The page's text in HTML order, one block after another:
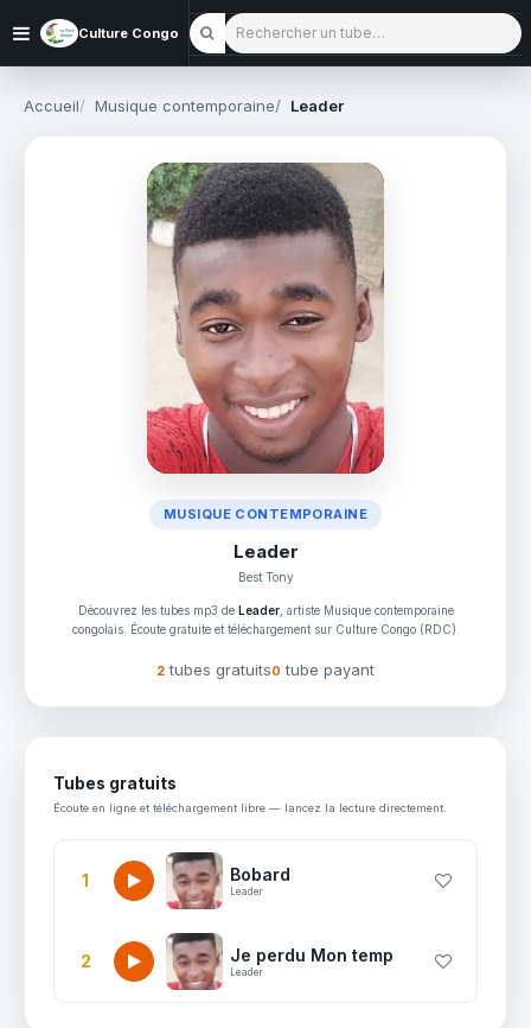
Culture Congo Rechercher un tube
Accueil Musique contemporaine Leader
MUSIQUE CONTEMPORAINE
Leader
Best Tony
Découvrez les tubes mp3 de Leader, artiste Musique contemporaine
congolais. Écoute gratuite et téléchargement sur Culture Congo (RDC).
2 tubes gratuits0 tube payant
Tubes gratuits
Écoute en ligne et téléchargement libre — lancez la lecture directement.
1 Bobard
Leader
2 Je perdu Mon temp
Leader